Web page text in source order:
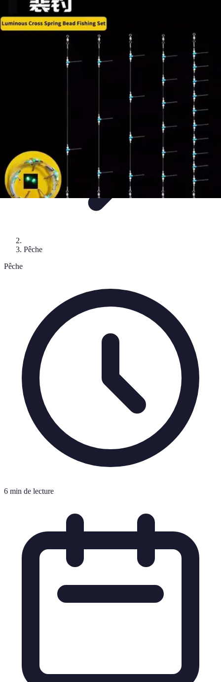
Mer et Loisirs
Activités NautiquesPréparationAstuces Nautiques
Mer et Loisirs
Pêche
Pêche
6 min de lecture